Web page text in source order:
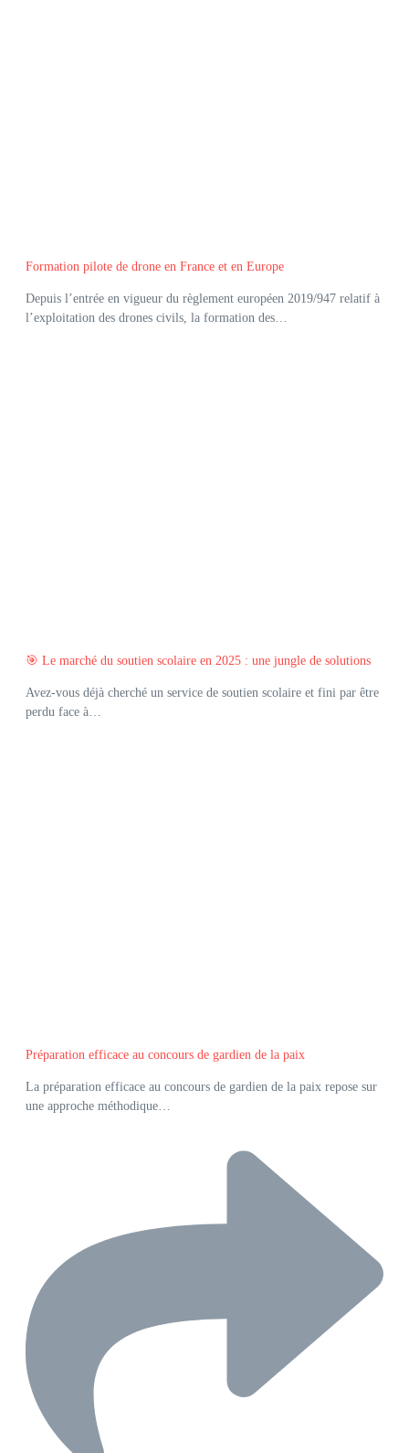
Formation pilote de drone en France et en Europe
Depuis l’entrée en vigueur du règlement européen 2019/947 relatif à
l’exploitation des drones civils, la formation des…
🎯 Le marché du soutien scolaire en 2025 : une jungle de solutions
Avez-vous déjà cherché un service de soutien scolaire et fini par être
perdu face à…
Préparation efficace au concours de gardien de la paix
La préparation efficace au concours de gardien de la paix repose sur
une approche méthodique…